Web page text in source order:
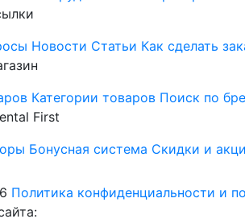
Новости Статьи Как сделать
Категории товаров Поиск по
First
Бонусная система Скидки и
Политика конфиденциальности и